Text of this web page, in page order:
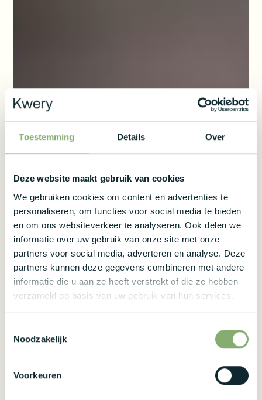
Toestemming Details Over
Deze website maakt gebruik van cookies
We gebruiken cookies om content en advertenties te
personaliseren, om functies voor social media te bieden
en om ons websiteverkeer te analyseren. Ook delen we
informatie over uw gebruik van onze site met onze
partners voor social media, adverteren en analyse. Deze
partners kunnen deze gegevens combineren met andere
informatie die u aan ze heeft verstrekt of die ze hebben
verzameld op basis van uw gebruik van hun services.
Noodzakelijk
Voorkeuren